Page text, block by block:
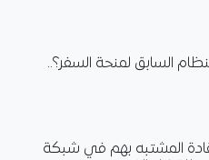
السابق لمنحة السفر؟..
المشتبه بهم في شبكة